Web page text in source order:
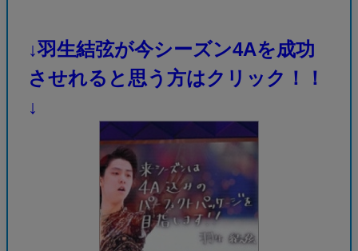
↓羽生結弦が今シーズン4Aを成功
させれると思う方はクリック！！
↓